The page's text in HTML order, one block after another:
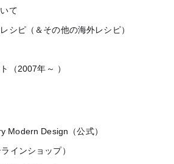
て
シピ（＆その他の海外レシピ）
（2007年～ ）
Modern Design（公式）
インショップ）